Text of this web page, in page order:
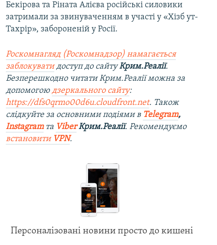
Бекірова та Ріната Алієва російські силовики
затримали за звинуваченням в участі у «Хізб ут-
Тахрір», забороненій у Росії.
Роскомнагляд (Роскомнадзор) намагається
заблокуватидоступ до сайтуКрим.Реалії.
Безперешкодно читати Крим.Реалії можна за
допомогою дзеркального сайту:
https://dfs0qrmo00d6u.cloudfront.net. Також
слідкуйте за основними подіями в Telegram,
Instagramта ViberКрим.Реалії. Рекомендуємо
встановити VPN.
Персоналізовані новини просто до кишені